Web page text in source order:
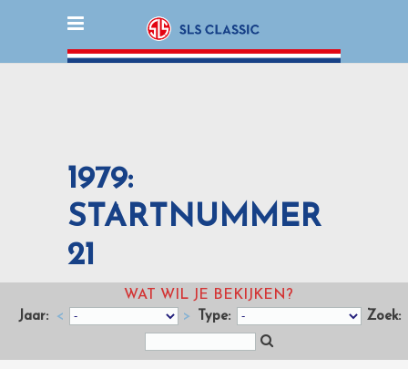
1979:
STARTNUMMER
21
WAT WIL JE BEKIJKEN?
Jaar: < > Type: Zoek: